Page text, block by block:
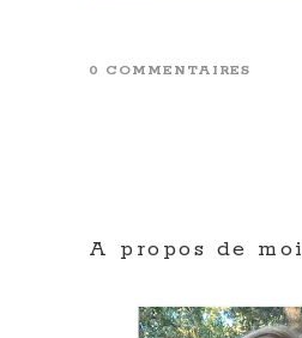
0 COMMENTAIRES
A propos de moi